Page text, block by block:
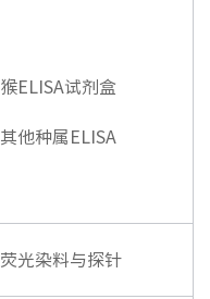
猴ELISA试剂盒
其他种属ELISA
荧光染料与探针